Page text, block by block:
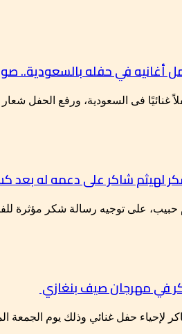
أغانيه في حفله بالسعودية..
غنائيًا فى السعودية، ورفع الحفل
لهيثم شاكر على دعمه له بعد
على توجيه رسالة شكر مؤثرة
في مهرجان صيف بنغازي
لإحياء حفل غنائي وذلك يوم